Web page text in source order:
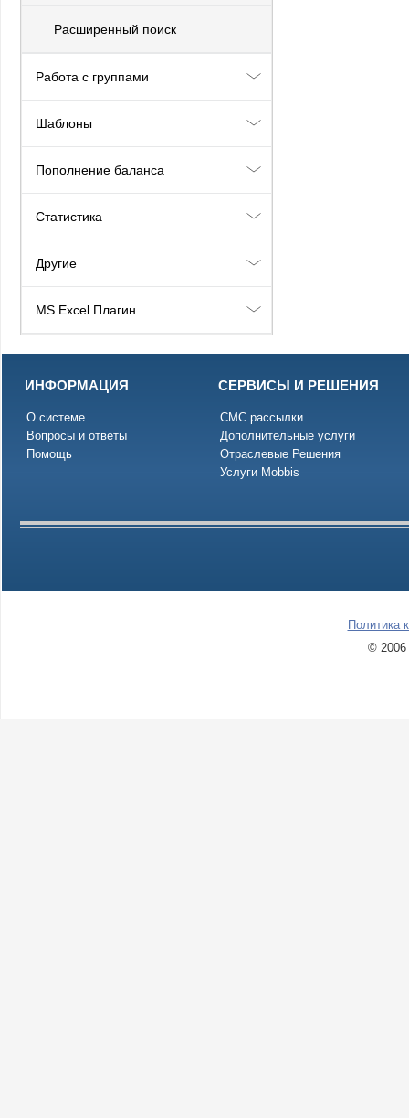
Расширенный поиск
Работа с группами
Шаблоны
Пополнение баланса
Статистика
Другие
MS Excel Плагин
ИНФОРМАЦИЯ
О системе
Вопросы и ответы
Помощь
СЕРВИСЫ И РЕШЕНИЯ
СМС рассылки
Дополнительные услуги
Отраслевые Решения
Услуги Mobbis
Политика
© 2006